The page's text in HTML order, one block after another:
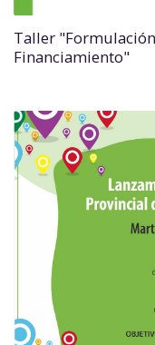
Taller
Financiamiento"